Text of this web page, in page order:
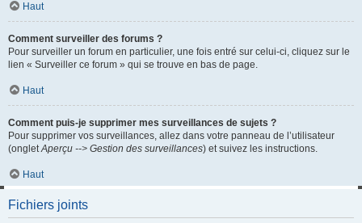
Haut
Comment surveiller des forums ?
Pour surveiller un forum en particulier, une fois entré sur celui-ci, cliquez sur le
lien « Surveiller ce forum » qui se trouve en bas de page.
Haut
Comment puis-je supprimer mes surveillances de sujets ?
Pour supprimer vos surveillances, allez dans votre panneau de l’utilisateur
(ongletAperçu --> Gestion des surveillances) et suivez les instructions.
Haut
Fichiers joints